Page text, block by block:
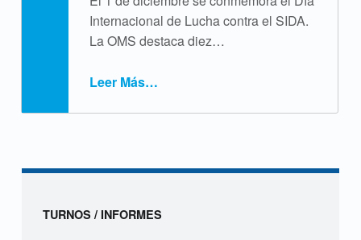
Internacional de Lucha contra el SIDA.
La OMS destaca diez…
Leer Más
“SIDA: Lo que tenés que saber”
…
Sidebar
TURNOS / INFORMES